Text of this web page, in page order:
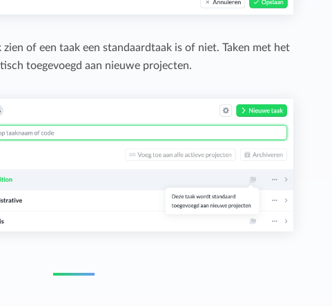
of een taak een standaardtaak is of niet. Taken met het
toegevoegd aan nieuwe projecten.